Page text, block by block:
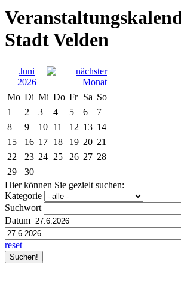
Stadt Velden
Juni
2026
Mo Di Mi Do Fr Sa So
1
2 3 4 5 6
7
8
9 10 11 12 13 14
15
16 17 18 19 20 21
22
23 24 25 26 27 28
29
30
Hier können Sie gezielt suchen:
Kategorie
Suchwort
Datum
reset